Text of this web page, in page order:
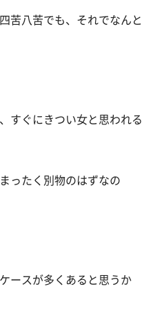
苦八苦でも、それでなんと
すぐにきつい女と思われる
ったく別物のはずなの
ースが多くあると思うか